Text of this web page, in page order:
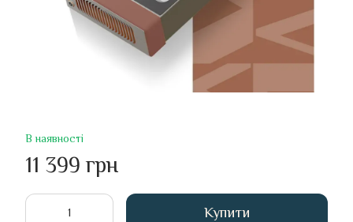
В наявності
11 399 грн
Купити